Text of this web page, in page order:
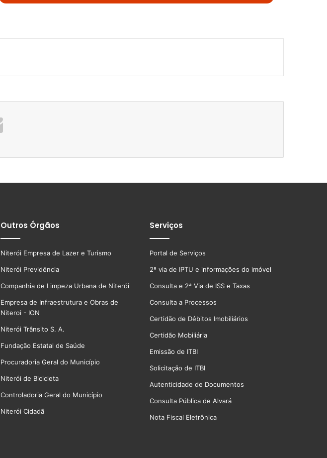
Outros Órgãos
Niterói Empresa de Lazer e Turismo
Niterói Previdência
Companhia de Limpeza Urbana de Niterói
Empresa de Infraestrutura e Obras de
Niteroi - ION
Niterói Trânsito S. A.
Fundação Estatal de Saúde
Procuradoria Geral do Município
Niterói de Bicicleta
Controladoria Geral do Município
Niterói Cidadã
Serviços
Portal de Serviços
2ª via de IPTU e informações do imóvel
Consulta e 2ª Via de ISS e Taxas
Consulta a Processos
Certidão de Débitos Imobiliários
Certidão Mobiliária
Emissão de ITBI
Solicitação de ITBI
Autenticidade de Documentos
Consulta Pública de Alvará
Nota Fiscal Eletrônica